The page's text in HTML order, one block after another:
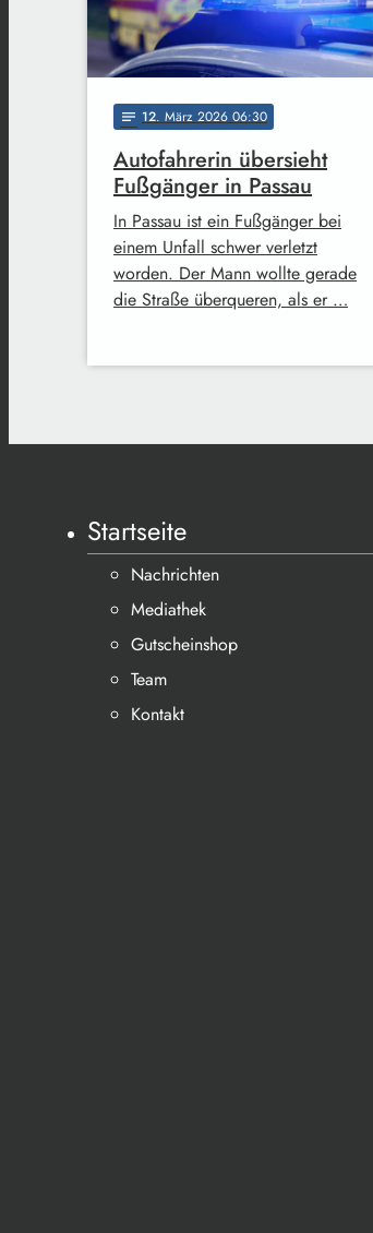
notes 12. März 2026 06:30
Autofahrerin übersieht
Fußgänger in Passau
In Passau ist ein Fußgänger bei
einem Unfall schwer verletzt
worden. Der Mann wollte gerade
die Straße überqueren, als er …
Startseite
Nachrichten
Mediathek
Gutscheinshop
Team
Kontakt